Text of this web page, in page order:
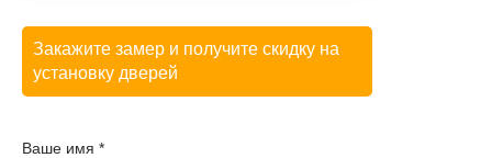
Закажите замер и получите скидку на
установку дверей
Ваше имя *